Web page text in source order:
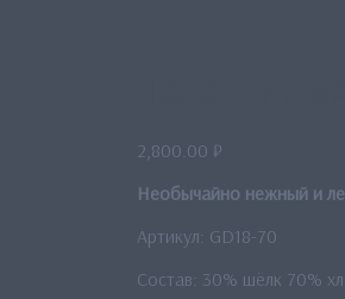
2,800.00 ₽
Необычайно нежный и
Артикул: GD18-70
Состав: 30% шёлк 70%